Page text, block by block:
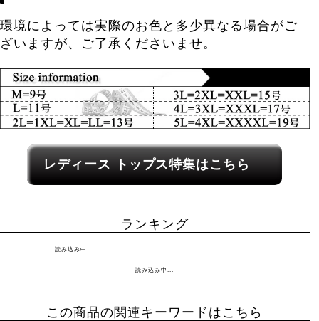
環境によっては実際のお色と多少異なる場合がご
ざいますが、ご了承くださいませ。
レディース関連カテゴリーへのリンク
レディース トップス特集はこちら
ランキング
読み込み中...
読み込み中...
この商品の関連キーワードはこちら